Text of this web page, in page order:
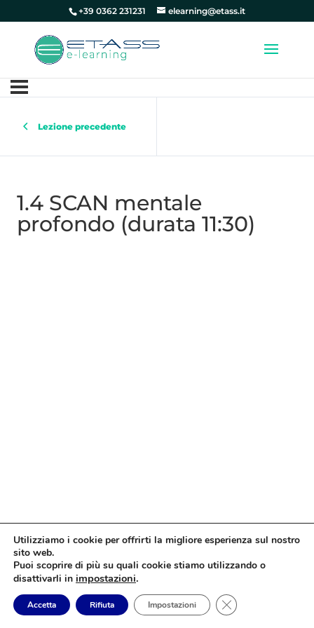
+39 0362 231231 elearning@etass.it
Lezione precedente
1.4 SCAN mentale
profondo (durata 11:30)
Utilizziamo i cookie per offrirti la migliore esperienza sul nostro
sito web.
Puoi scoprire di più su quali cookie stiamo utilizzando o
disattivarli in impostazioni.
Accetta Rifiuta Impostazioni Close GDPR